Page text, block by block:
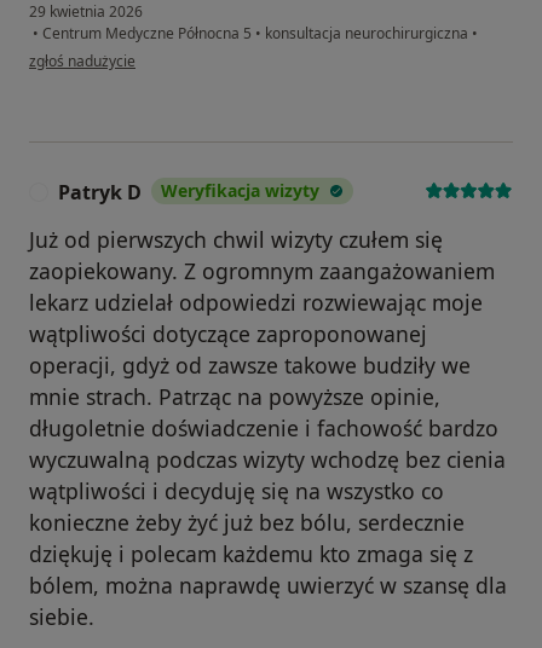
29 kwietnia 2026
• Centrum Medyczne Północna 5 • konsultacja neurochirurgiczna •
w opinii użytkownika Piotr
zgłoś nadużycie
Patryk D Weryfikacja wizyty
Już od pierwszych chwil wizyty czułem się
zaopiekowany. Z ogromnym zaangażowaniem
lekarz udzielał odpowiedzi rozwiewając moje
wątpliwości dotyczące zaproponowanej
operacji, gdyż od zawsze takowe budziły we
mnie strach. Patrząc na powyższe opinie,
długoletnie doświadczenie i fachowość bardzo
wyczuwalną podczas wizyty wchodzę bez cienia
wątpliwości i decyduję się na wszystko co
konieczne żeby żyć już bez bólu, serdecznie
dziękuję i polecam każdemu kto zmaga się z
bólem, można naprawdę uwierzyć w szansę dla
siebie.